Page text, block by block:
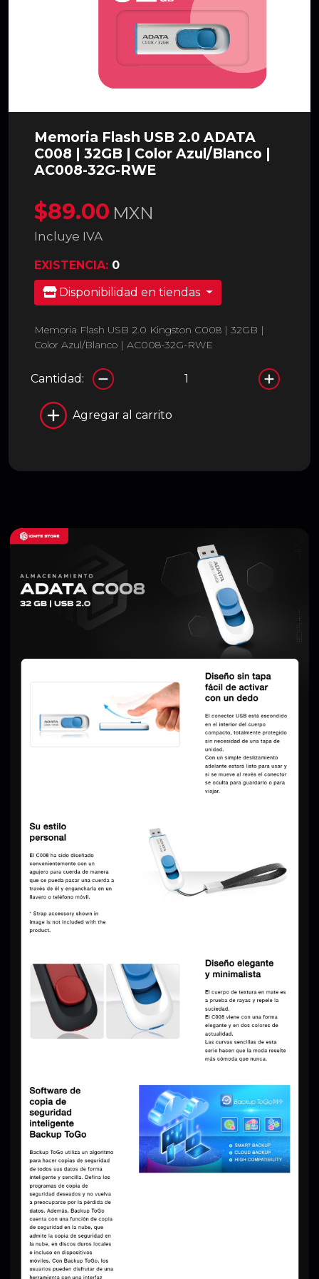
Memoria Flash USB 2.0 ADATA
C008 | 32GB | Color Azul/Blanco |
AC008-32G-RWE
$89.00 MXN
Incluye IVA
EXISTENCIA: 0
Disponibilidad en tiendas
Memoria Flash USB 2.0 Kingston C008 | 32GB |
Color Azul/Blanco | AC008-32G-RWE
Cantidad:
Agregar al carrito